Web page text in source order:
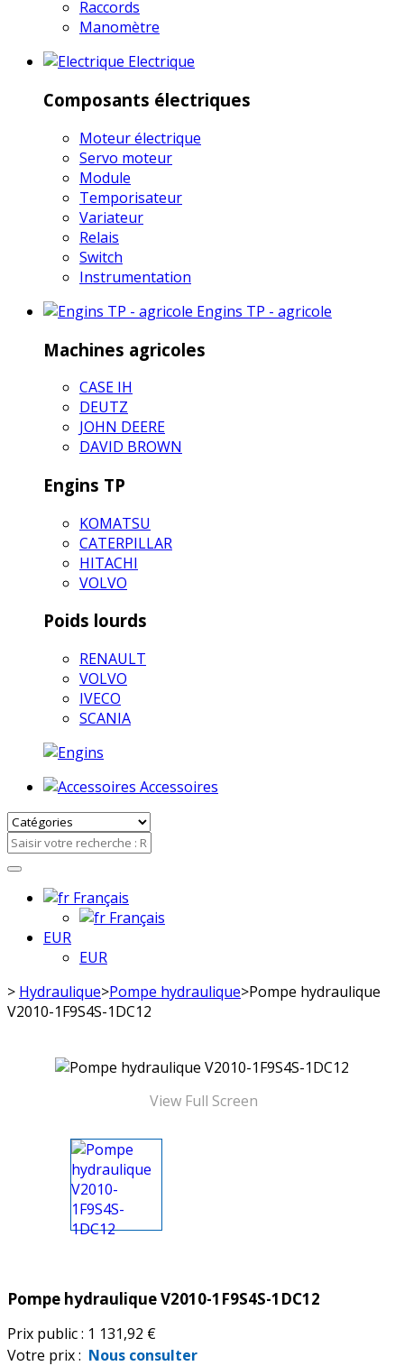
Raccords
Manomètre
Electrique
Composants électriques
Moteur électrique
Servo moteur
Module
Temporisateur
Variateur
Relais
Switch
Instrumentation
Engins TP - agricole
Machines agricoles
CASE IH
DEUTZ
JOHN DEERE
DAVID BROWN
Engins TP
KOMATSU
CATERPILLAR
HITACHI
VOLVO
Poids lourds
RENAULT
VOLVO
IVECO
SCANIA
Accessoires
Français
Français
EUR
EUR
> Hydraulique>Pompe hydraulique>Pompe hydraulique
V2010-1F9S4S-1DC12
View Full Screen
Pompe hydraulique V2010-1F9S4S-1DC12
Prix public : 1 131,92 €
Votre prix : Nous consulter